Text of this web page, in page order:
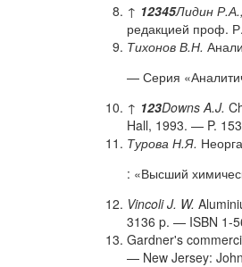
↑ 12345Лидин
редакцией проф.
Тихонов В.Н.
— Серия
↑ 123Downs A.J.
Hall, 1993. — P.
Турова Н.Я.
: «Высший
Vincoli J. W.
3136 p. — ISBN 1-
Gardner's
— New Jersey: